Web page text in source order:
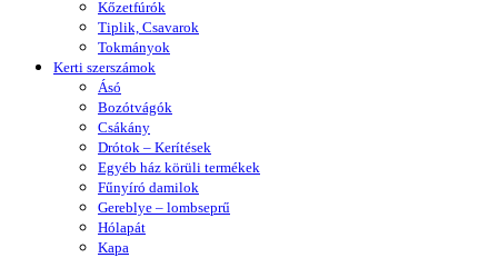
Kőzetfúrók
Tiplik, Csavarok
Tokmányok
Kerti szerszámok
Ásó
Bozótvágók
Csákány
Drótok – Kerítések
Egyéb ház körüli termékek
Fűnyíró damilok
Gereblye – lombseprű
Hólapát
Kapa